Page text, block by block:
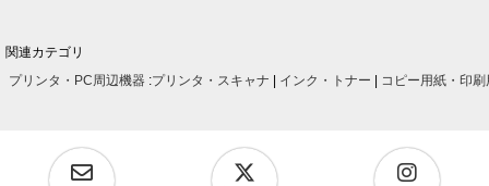
関連カテゴリ
プリンタ・PC周辺機器 :プリンタ・スキャナ | インク・トナー | コピー用紙・印刷